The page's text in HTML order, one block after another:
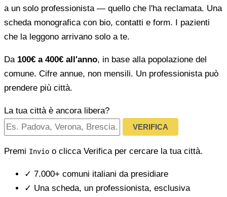
a un solo professionista — quello che l'ha reclamata. Una
scheda monografica con bio, contatti e form. I pazienti
che la leggono arrivano solo a te.
Da 100€ a 400€ all'anno, in base alla popolazione del
comune. Cifre annue, non mensili. Un professionista può
prendere più città.
La tua città è ancora libera?
VERIFICA
Premi Invio o clicca Verifica per cercare la tua città.
✓ 7.000+ comuni italiani da presidiare
✓ Una scheda, un professionista, esclusiva